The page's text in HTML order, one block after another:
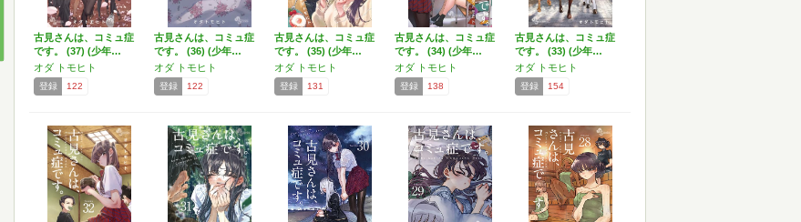
古見さんは、コミュ症
です。 (37) (少年…
オダ トモヒト
登録 122
古見さんは、コミュ症
です。 (36) (少年…
オダ トモヒト
登録 122
古見さんは、コミュ症
です。 (35) (少年…
オダ トモヒト
登録 131
古見さんは、コミュ症
です。 (34) (少年…
オダ トモヒト
登録 138
古見さんは、コミュ症
です。 (33) (少年…
オダ トモヒト
登録 154